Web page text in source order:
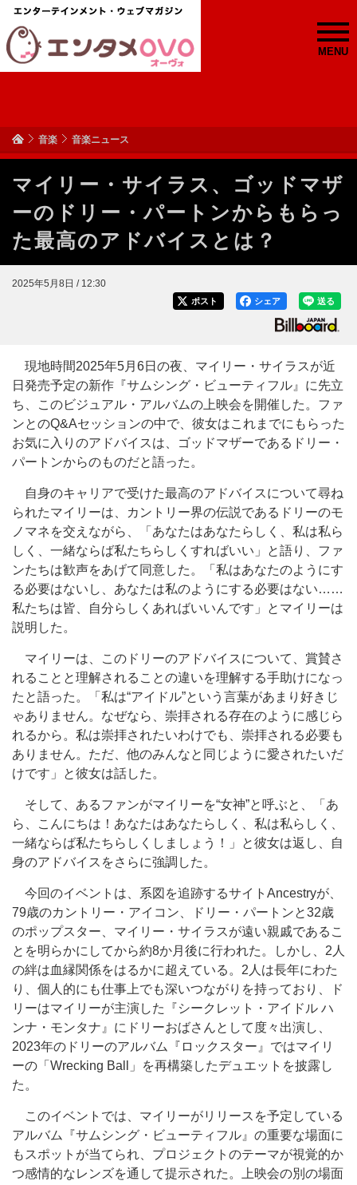
MENU
音楽 音楽ニュース
マイリー・サイラス、ゴッドマザ
ーのドリー・パートンからもらっ
た最高のアドバイスとは？
2025年5月8日 / 12:30
送る
シェア
ポスト
現地時間2025年5月6日の夜、マイリー・サイラスが近
日発売予定の新作『サムシング・ビューティフル』に先立
ち、このビジュアル・アルバムの上映会を開催した。ファ
ンとのQ&Aセッションの中で、彼女はこれまでにもらった
お気に入りのアドバイスは、ゴッドマザーであるドリー・
パートンからのものだと語った。
自身のキャリアで受けた最高のアドバイスについて尋ね
られたマイリーは、カントリー界の伝説であるドリーのモ
ノマネを交えながら、「あなたはあなたらしく、私は私ら
しく、一緒ならば私たちらしくすればいい」と語り、ファ
ンたちは歓声をあげて同意した。「私はあなたのようにす
る必要はないし、あなたは私のようにする必要はない……
私たちは皆、自分らしくあればいいんです」とマイリーは
説明した。
マイリーは、このドリーのアドバイスについて、賞賛さ
れることと理解されることの違いを理解する手助けになっ
たと語った。「私は“アイドル”という言葉があまり好きじ
ゃありません。なぜなら、崇拝される存在のように感じら
れるから。私は崇拝されたいわけでも、崇拝される必要も
ありません。ただ、他のみんなと同じように愛されたいだ
けです」と彼女は話した。
そして、あるファンがマイリーを“女神”と呼ぶと、「あ
ら、こんにちは！あなたはあなたらしく、私は私らしく、
一緒ならば私たちらしくしましょう！」と彼女は返し、自
身のアドバイスをさらに強調した。
今回のイベントは、系図を追跡するサイトAncestryが、
79歳のカントリー・アイコン、ドリー・パートンと32歳
のポップスター、マイリー・サイラスが遠い親戚であるこ
とを明らかにしてから約8か月後に行われた。しかし、2人
の絆は血縁関係をはるかに超えている。2人は長年にわた
り、個人的にも仕事上でも深いつながりを持っており、ド
リーはマイリーが主演した『シークレット・アイドル ハ
ンナ・モンタナ』にドリーおばさんとして度々出演し、
2023年のドリーのアルバム『ロックスター』ではマイリ
ーの「Wrecking Ball」を再構築したデュエットを披露し
た。
このイベントでは、マイリーがリリースを予定している
アルバム『サムシング・ビューティフル』の重要な場面に
もスポットが当てられ、プロジェクトのテーマが視覚的か
つ感情的なレンズを通して提示された。上映会の別の場面